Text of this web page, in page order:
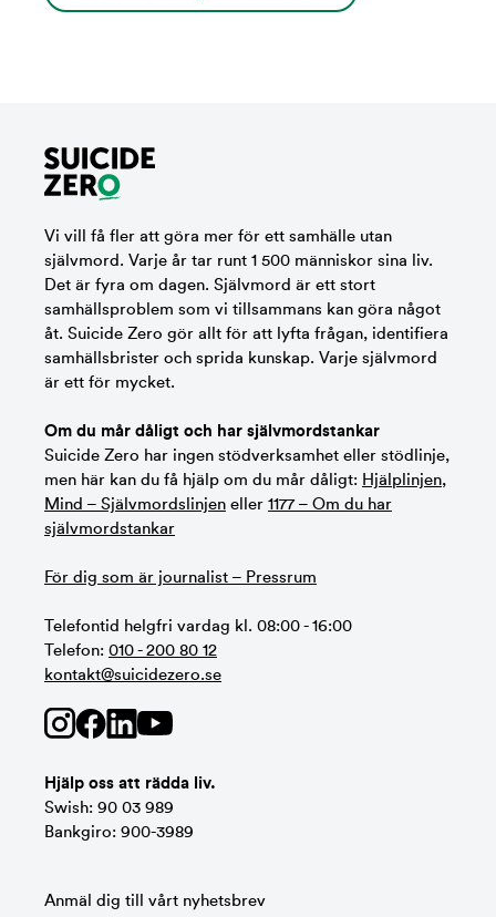
Vi vill få fler att göra mer för ett samhälle utan
självmord. Varje år tar runt 1 500 människor sina liv.
Det är fyra om dagen. Självmord är ett stort
samhällsproblem som vi tillsammans kan göra något
åt. Suicide Zero gör allt för att lyfta frågan, identifiera
samhällsbrister och sprida kunskap. Varje självmord
är ett för mycket.
Om du mår dåligt och har självmordstankar
Suicide Zero har ingen stödverksamhet eller stödlinje,
men här kan du få hjälp om du mår dåligt: Hjälplinjen,
Mind – Självmordslinjen eller 1177 – Om du har
självmordstankar
För dig som är journalist – Pressrum
Telefontid helgfri vardag kl. 08:00 - 16:00
Telefon: 010 - 200 80 12
kontakt@suicidezero.se
Hjälp oss att rädda liv.
Swish: 90 03 989
Bankgiro: 900-3989
Anmäl dig till vårt nyhetsbrev